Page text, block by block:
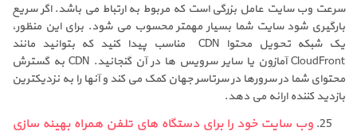
سرعت وب سایت عامل بزرگی است که مربوط به ارتباط می باشد. اگر سریع
بارگیری شود سایت شما بسیار مهمتر محسوب می شود. برای این منظور،
یک شبکه تحویل محتوا CDN مناسب پیدا کنید که بتوانید مانند
CloudFront آمازون یا سایر سرویس ها در آن گنجانید. CDN به گسترش
محتوای شما در سرورها در سرتاسر جهان کمک می کند و آنها را به نزدیکترین
بازدید کننده ارائه می دهد.
وب سایت خود را برای دستگاه های تلفن همراه بهینه سازی